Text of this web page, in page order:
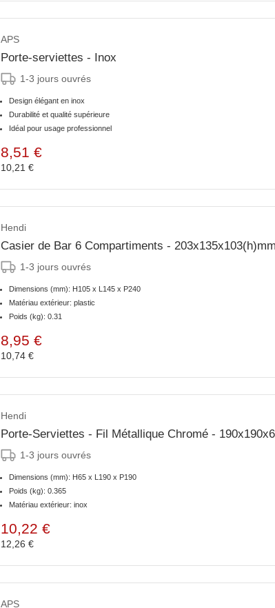
APS
Porte-serviettes - Inox
1-3 jours ouvrés
Design élégant en inox
Durabilité et qualité supérieure
Idéal pour usage professionnel
8,51 €
10,21 €
Hendi
Casier de Bar 6 Compartiments - 203x135x103(h)mm
1-3 jours ouvrés
Dimensions (mm): H105 x L145 x P240
Matériau extérieur: plastic
Poids (kg): 0.31
8,95 €
10,74 €
Hendi
Porte-Serviettes - Fil Métallique Chromé -
1-3 jours ouvrés
Dimensions (mm): H65 x L190 x P190
Poids (kg): 0.365
Matériau extérieur: inox
10,22 €
12,26 €
APS